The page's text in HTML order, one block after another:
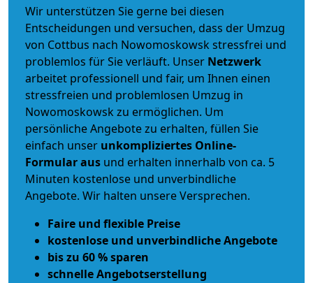
Wir unterstützen Sie gerne bei diesen
Entscheidungen und versuchen, dass der Umzug
von Cottbus nach Nowomoskowsk stressfrei und
problemlos für Sie verläuft. Unser Netzwerk
arbeitet professionell und fair, um Ihnen einen
stressfreien und problemlosen Umzug in
Nowomoskowsk zu ermöglichen. Um
persönliche Angebote zu erhalten, füllen Sie
einfach unser unkompliziertes Online-
Formular aus und erhalten innerhalb von ca. 5
Minuten kostenlose und unverbindliche
Angebote. Wir halten unsere Versprechen.
Faire und flexible Preise
kostenlose und unverbindliche Angebote
bis zu 60 % sparen
schnelle Angebotserstellung